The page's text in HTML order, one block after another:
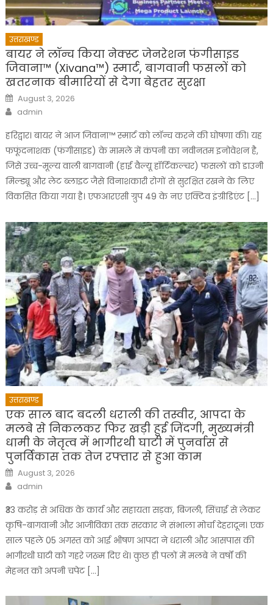
उत्तराखण्ड
बायर ने लॉन्च किया नेक्स्ट जेनरेशन फंगीसाइड
जिवाना™️ (Xivana™️) स्मार्ट, बागवानी फसलों को
खतरनाक बीमारियों से देगा बेहतर सुरक्षा
Posted
on
August 3, 2026
Author
admin
हरिद्वार। बायर ने आज जिवाना™️ स्मार्ट को लॉन्च करने की घोषणा की। यह
फफूंदनाशक (फंगीसाइड) के मामले में कंपनी का नवीनतम इनोवेशन है,
जिसे उच्च-मूल्य वाली बागवानी (हाई वैल्यू हॉर्टिकल्चर) फसलों को डाउनी
मिल्ड्यू और लेट ब्लाइट जैसे विनाशकारी रोगों से सुरक्षित रखने के लिए
विकसित किया गया है। एफआरएसी ग्रुप 49 के नए एक्टिव इंग्रीडिएंट […]
उत्तराखण्ड
एक साल बाद बदली धराली की तस्वीर, आपदा के
मलबे से निकलकर फिर खड़ी हुई जिंदगी, मुख्यमंत्री
धामी के नेतृत्व में भागीरथी घाटी में पुनर्वास से
पुनर्विकास तक तेज रफ्तार से हुआ काम
Posted
on
August 3, 2026
Author
admin
₹33 करोड़ से अधिक के कार्य और सहायता सड़क, बिजली, सिंचाई से लेकर
कृषि-बागवानी और आजीविका तक सरकार ने संभाला मोर्चा देहरादून। एक
साल पहले 05 अगस्त को आई भीषण आपदा ने धराली और आसपास की
भागीरथी घाटी को गहरे जख्म दिए थे। कुछ ही पलों में मलबे ने वर्षों की
मेहनत को अपनी चपेट […]